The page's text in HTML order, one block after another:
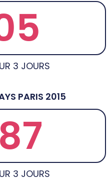
3 JOURS
PARIS 2015
3 JOURS